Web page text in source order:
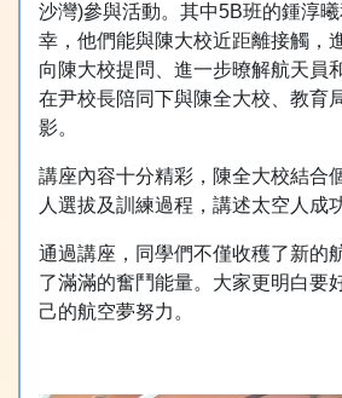
沙灣)參與活動。其中5B班的鍾淳
幸，他們能與陳大校近距離接觸，
向陳大校提問、進一步暸解航天員
在尹校長陪同下與陳全大校、教育
影。
講座內容十分精彩，陳全大校結合
人選拔及訓練過程，講述太空人成
通過講座，同學們不僅收穫了新的
了滿滿的奮鬥能量。大家更明白要
己的航空夢努力。